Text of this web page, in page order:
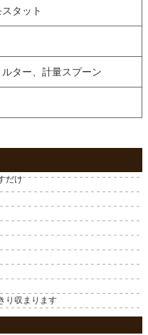
タット
ルター、計量スプーン
だけ
り収まります